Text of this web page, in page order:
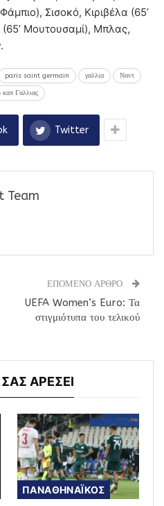
Σισοκό, Κιριβέλα (65’
Μουτουσαμί), Μπλας,
paris saint germain γαλλια Ναντ
καπ Γαλλιας
Twitter
Team
ΕΠΟΜΕΝΟ ΑΡΘΡΟ
UEFA Women’s Euro: Τα
στιγμιότυπα του τελικού
ΑΡΕΣΕΙ
ΠΑΝΑΘΗΝΑΪΚΟΣ